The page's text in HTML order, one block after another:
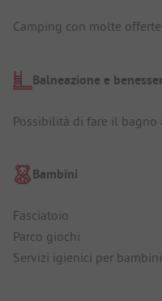
Camping con molte
Balneazione e
Possibilità di fare il bagno
Bambini
Fasciatoio
Parco giochi
Servizi igienici per bambini